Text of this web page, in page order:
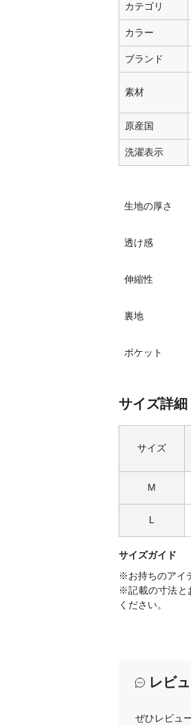
カテゴリ
カラー
ブランド
素材
原産国
洗濯表示
生地の厚さ
透け感
伸縮性
裏地
ポケット
サイズ詳細
サイズ
M
L
サイズガイド
※お持ちのアイ
※記載の寸法と
ください。
レビ
ぜひレビュ